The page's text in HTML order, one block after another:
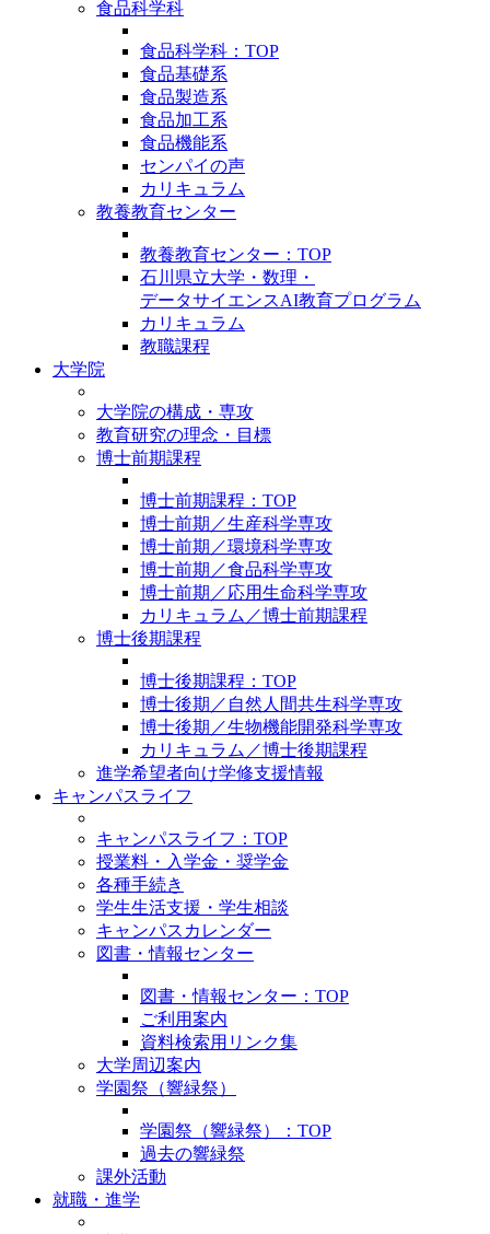
食品科学科
食品科学科：TOP
食品基礎系
食品製造系
食品加工系
食品機能系
センパイの声
カリキュラム
教養教育センター
教養教育センター：TOP
石川県立大学・数理・
データサイエンスAI教育プログラム
カリキュラム
教職課程
大学院
大学院の構成・専攻
教育研究の理念・目標
博士前期課程
博士前期課程：TOP
博士前期／生産科学専攻
博士前期／環境科学専攻
博士前期／食品科学専攻
博士前期／応用生命科学専攻
カリキュラム／博士前期課程
博士後期課程
博士後期課程：TOP
博士後期／自然人間共生科学専攻
博士後期／生物機能開発科学専攻
カリキュラム／博士後期課程
進学希望者向け学修支援情報
キャンパスライフ
キャンパスライフ：TOP
授業料・入学金・奨学金
各種手続き
学生生活支援・学生相談
キャンパスカレンダー
図書・情報センター
図書・情報センター：TOP
ご利用案内
資料検索用リンク集
大学周辺案内
学園祭（響緑祭）
学園祭（響緑祭）：TOP
過去の響緑祭
課外活動
就職・進学